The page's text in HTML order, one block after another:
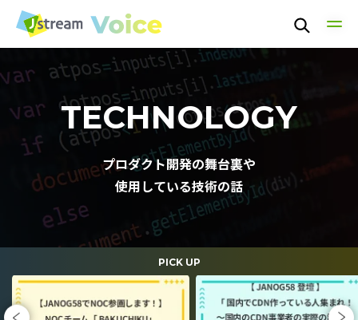
TOP
TECHNOLOGY
PEOPLE
CULTURE
NEWS / EVENT
TECHNOLOGY
プロダクト開発の舞台裏や
使用している技術の話
PICK UP